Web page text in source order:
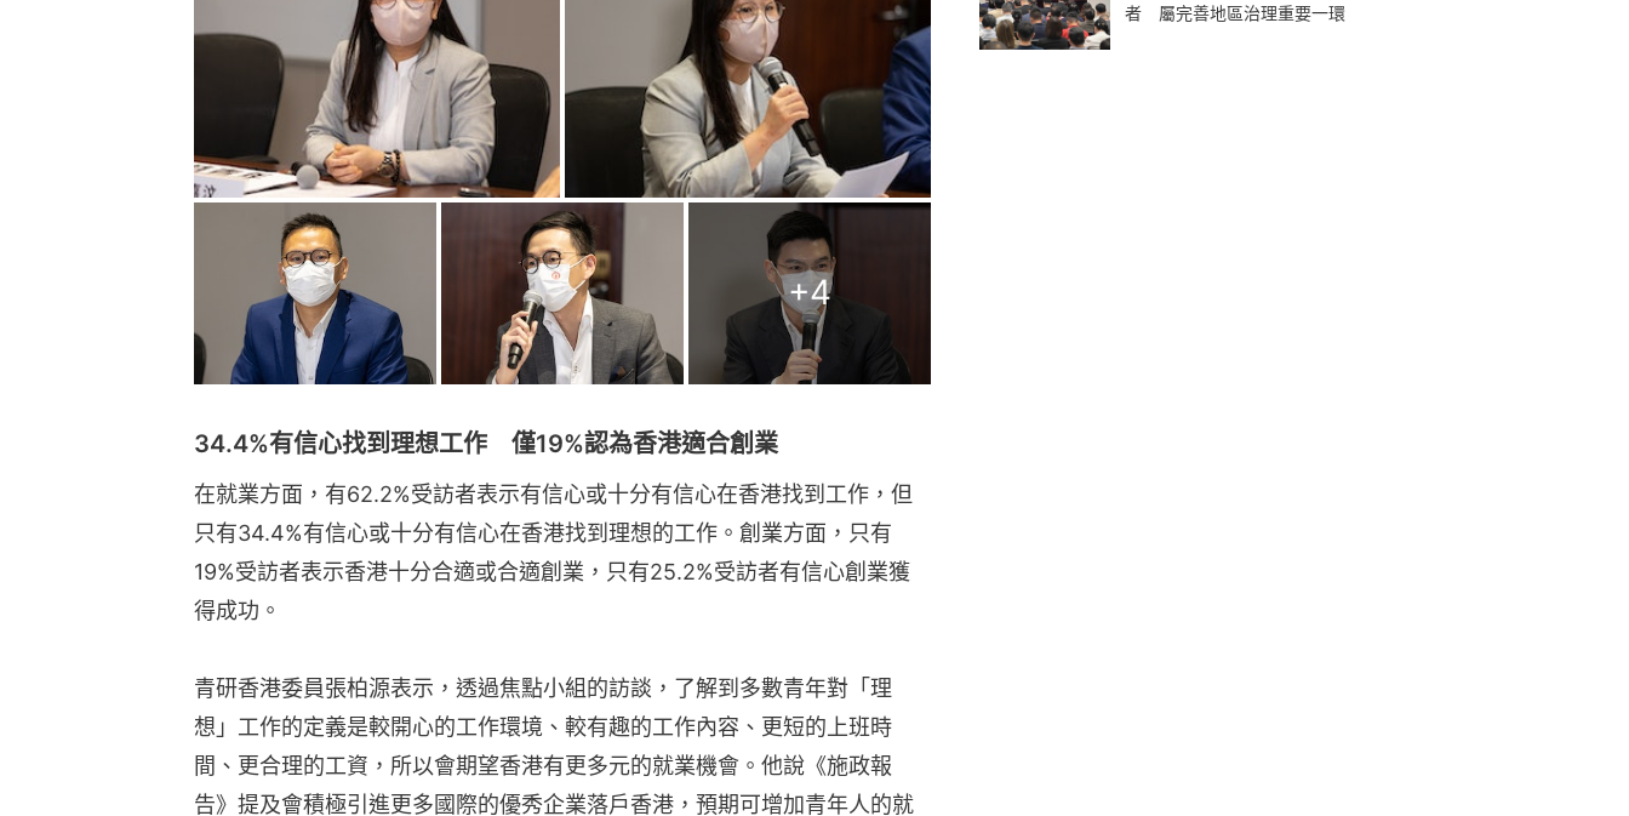
+4
34.4%有信心找到理想工作 僅19%認為香港適合創業
在就業方面，有62.2%受訪者表示有信心或十分有信心在香港找到工作，但
只有34.4%有信心或十分有信心在香港找到理想的工作。創業方面，只有
19%受訪者表示香港十分合適或合適創業，只有25.2%受訪者有信心創業獲
得成功。
青研香港委員張柏源表示，透過焦點小組的訪談，了解到多數青年對「理
想」工作的定義是較開心的工作環境、較有趣的工作內容、更短的上班時
間、更合理的工資，所以會期望香港有更多元的就業機會。他說《施政報
告》提及會積極引進更多國際的優秀企業落戶香港，預期可增加青年人的就
者 屬完善地區治理重要一環